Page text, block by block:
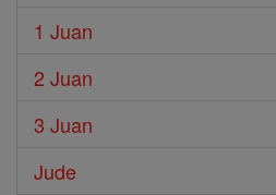
1 Juan
2 Juan
3 Juan
Jude